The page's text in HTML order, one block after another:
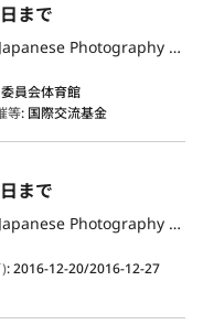
まで
Gazing at the Contemporary World: Japanese Photography from the 1970s to the Present
員会体育館
等: 国際交流基金
まで
Gazing at the Contemporary World: Japanese Photography from the 1970s to the Present
:2016-12-20/2016-12-27